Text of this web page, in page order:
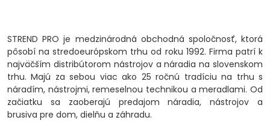
STREND PRO je medzinárodná obchodná spoločnosť, ktorá
pôsobí na stredoeurópskom trhu od roku 1992. Firma patrí k
najväčším distribútorom nástrojov a náradia na slovenskom
trhu. Majú za sebou viac ako 25 ročnú tradíciu na trhu s
náradím, nástrojmi, remeselnou technikou a meradlami. Od
začiatku sa zaoberajú predajom náradia, nástrojov a
brusiva pre dom, dielňu a záhradu.